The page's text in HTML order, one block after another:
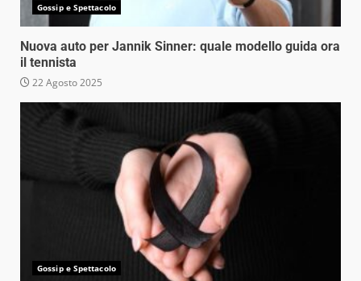
Gossip e Spettacolo
Nuova auto per Jannik Sinner: quale modello guida ora
il tennista
22 Agosto 2025
Gossip e Spettacolo